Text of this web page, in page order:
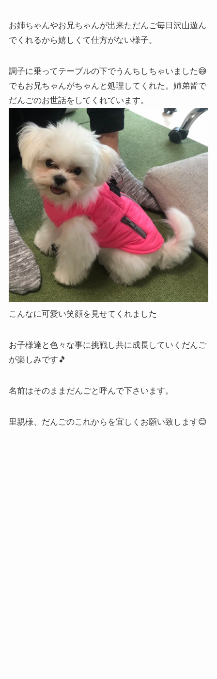
お姉ちゃんやお兄ちゃんが出来ただんご毎日沢山遊ん
でくれるから嬉しくて仕方がない様子。
調子に乗ってテーブルの下でうんちしちゃいました😅
でもお兄ちゃんがちゃんと処理してくれた。姉弟皆で
だんごのお世話をしてくれています。
こんなに可愛い笑顔を見せてくれました
お子様達と色々な事に挑戦し共に成長していくだんご
が楽しみです🎵
名前はそのままだんごと呼んで下さいます。
里親様、だんごのこれからを宜しくお願い致します😊